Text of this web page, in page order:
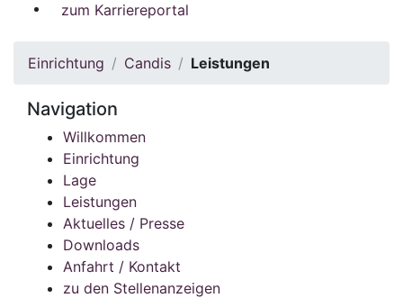
zum Karriereportal
Einrichtung Candis Leistungen
Navigation
Willkommen
Einrichtung
Lage
Leistungen
Aktuelles / Presse
Downloads
Anfahrt / Kontakt
zu den Stellenanzeigen